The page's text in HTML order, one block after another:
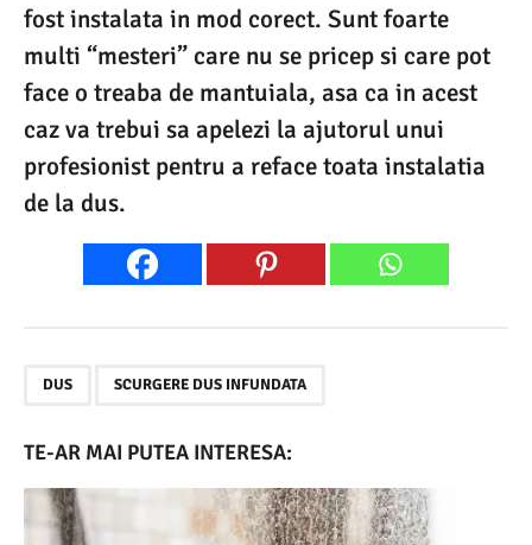
fost instalata in mod corect. Sunt foarte
multi “mesteri” care nu se pricep si care pot
face o treaba de mantuiala, asa ca in acest
caz va trebui sa apelezi la ajutorul unui
profesionist pentru a reface toata instalatia
de la dus.
DUS SCURGERE DUS INFUNDATA
TE-AR MAI PUTEA INTERESA: